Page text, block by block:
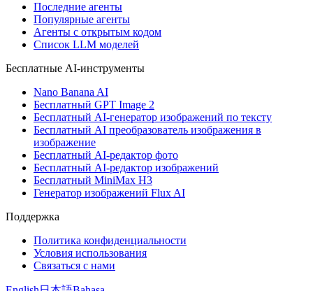
Последние агенты
Популярные агенты
Агенты с открытым кодом
Список LLM моделей
Бесплатные AI-инструменты
Nano Banana AI
Бесплатный GPT Image 2
Бесплатный AI-генератор изображений по тексту
Бесплатный AI преобразователь изображения в
изображение
Бесплатный AI-редактор фото
Бесплатный AI-редактор изображений
Бесплатный MiniMax H3
Генератор изображений Flux AI
Поддержка
Политика конфиденциальности
Условия использования
Связаться с нами